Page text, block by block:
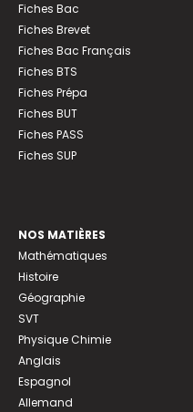
Fiches Bac
Fiches Brevet
Fiches Bac Français
Fiches BTS
Fiches Prépa
Fiches BUT
Fiches PASS
Fiches SUP
NOS MATIÈRES
Mathématiques
Histoire
Géographie
SVT
Physique Chimie
Anglais
Espagnol
Allemand